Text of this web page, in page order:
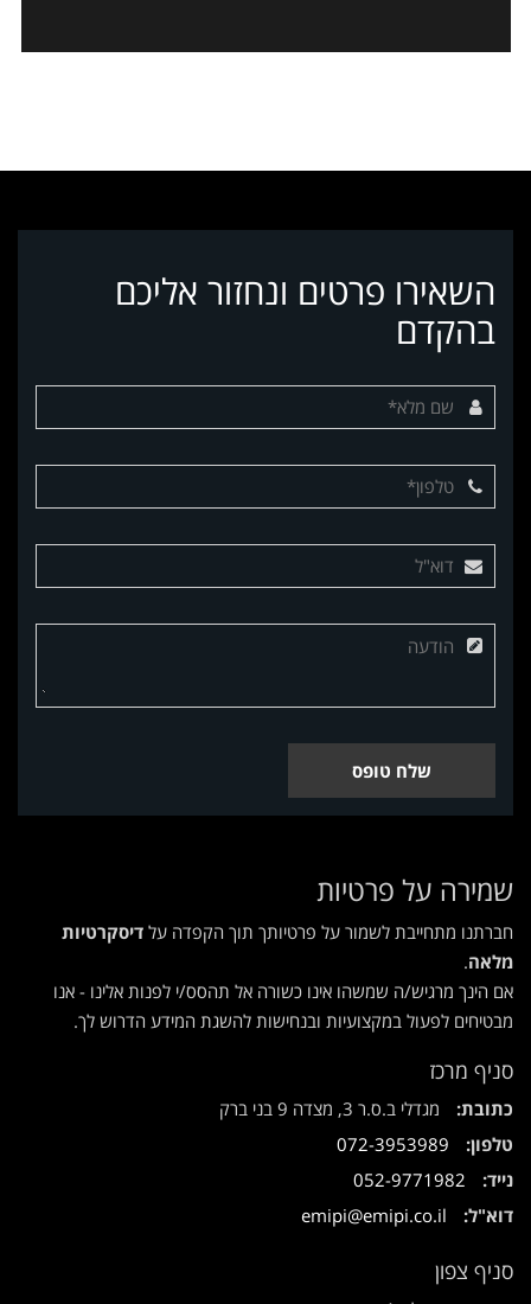
השאירו פרטים ונחזור אליכם
בהקדם
שלח טופס
שמירה על פרטיות
חברתנו מתחייבת לשמור על פרטיותך תוך הקפדה על דיסקרטיות
מלאה.
אם הינך מרגיש/ה שמשהו אינו כשורה אל תהסס/י לפנות אלינו - אנו
מבטיחים לפעול במקצועיות ובנחישות להשגת המידע הדרוש לך.
סניף מרכז
כתובת:
מגדלי ב.ס.ר 3, מצדה 9 בני ברק
טלפון:
072-3953989
נייד:
052-9771982
דוא"ל:
emipi@emipi.co.il
סניף צפון